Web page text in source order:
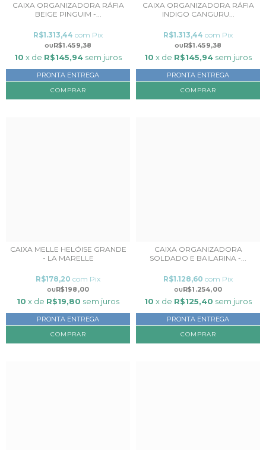
CAIXA ORGANIZADORA RÁFIA
BEIGE PINGUIM -...
R$1.459,38
R$1.313,44 com Pix
10 x de R$145,94 sem juros
PRONTA ENTREGA
CAIXA ORGANIZADORA RÁFIA
INDIGO CANGURU...
R$1.459,38
R$1.313,44 com Pix
10 x de R$145,94 sem juros
PRONTA ENTREGA
CAIXA MELLE HELÓISE GRANDE
- LA MARELLE
R$198,00
R$178,20 com Pix
10 x de R$19,80 sem juros
PRONTA ENTREGA
CAIXA ORGANIZADORA
SOLDADO E BAILARINA -...
R$1.254,00
R$1.128,60 com Pix
10 x de R$125,40 sem juros
PRONTA ENTREGA